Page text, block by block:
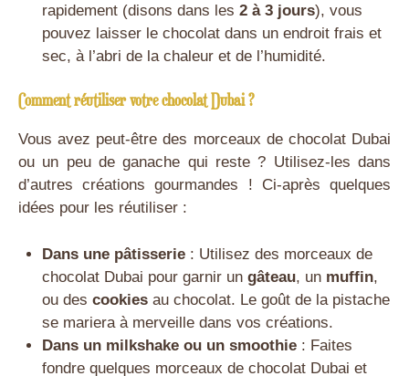
rapidement (disons dans les 2 à 3 jours), vous
pouvez laisser le chocolat dans un endroit frais et
sec, à l’abri de la chaleur et de l’humidité.
Comment réutiliser votre chocolat Dubai ?
Vous avez peut-être des morceaux de chocolat Dubai
ou un peu de ganache qui reste ? Utilisez-les dans
d’autres créations gourmandes ! Ci-après quelques
idées pour les réutiliser :
Dans une pâtisserie: Utilisez des morceaux de
chocolat Dubai pour garnir un gâteau, un muffin,
ou des cookiesau chocolat. Le goût de la pistache
se mariera à merveille dans vos créations.
Dans un milkshake ou un smoothie: Faites
fondre quelques morceaux de chocolat Dubai et